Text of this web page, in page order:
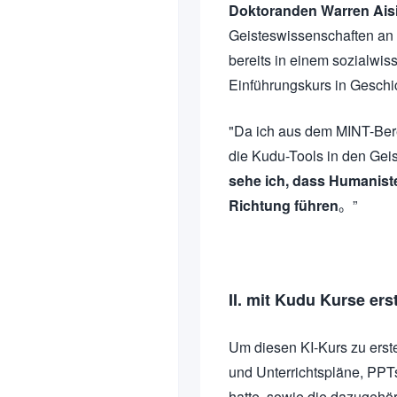
Doktoranden Warren
Geisteswissenschaften
bereits in einem
Einführungskurs in
"Da ich aus dem MINT-
die Kudu-Tools in den
sehe ich, dass
Richtung führen。”
II. mit Kudu Kurse
Um diesen KI-Kurs zu
und Unterrichtspläne,